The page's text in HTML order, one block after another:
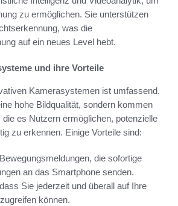
zu ermöglichen. Sie unterstützen
was die
auf ein neues Level hebt.
und ihre Vorteile
Kamerasystemen ist umfassend.
hohe Bildqualität, sondern kommen
es Nutzern ermöglichen, potenzielle
zu erkennen. Einige Vorteile sind:
die sofortige
an das Smartphone senden.
Sie jederzeit und überall auf Ihre
können.